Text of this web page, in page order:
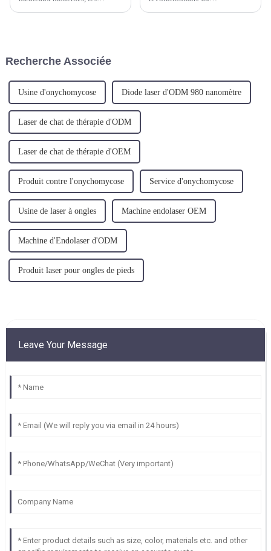
obtenu en combinant E...
Recherche Associée
Usine d'onychomycose Diode laser d'ODM 980 nanomètre
Laser de chat de thérapie d'ODM
Laser de chat de thérapie d'OEM
Produit contre l'onychomycose Service d'onychomycose
Usine de laser à ongles Machine endolaser OEM
Machine d'Endolaser d'ODM
Produit laser pour ongles de pieds
Leave Your Message